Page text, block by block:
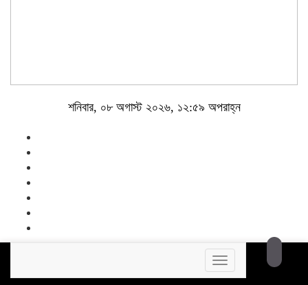
শনিবার, ০৮ অগাস্ট ২০২৬, ১২:৫৯ অপরাহ্ন
Toggle
navigation